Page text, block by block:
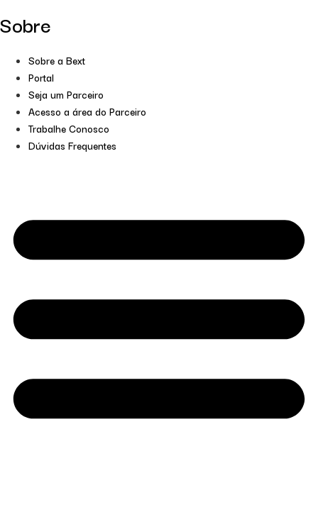
Sobre
Sobre a Bext
Portal
Seja um Parceiro
Acesso a área do Parceiro
Trabalhe Conosco
Dúvidas Frequentes